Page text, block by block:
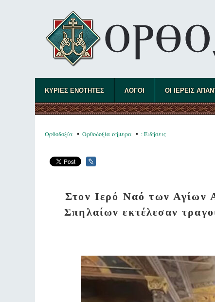
ΚΥΡΙΕΣ ΕΝΟΤΗΤΕΣ ΛΟΓΟΙ ΟΙ ΙΕΡΕΙΣ
Ορθοδοξία Ορθοδοξία σήμερα : Ειδήσεις
Στον Ιερό Ναό των Αγίων
Σπηλαίων εκτέλεσαν